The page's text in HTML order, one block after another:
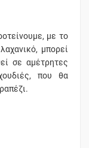
με το
μπορεί
σε αμέτρητες
που θα